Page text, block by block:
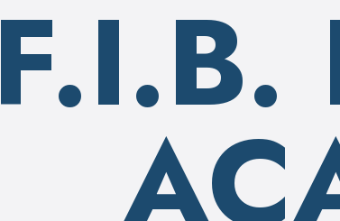
F.I.B.